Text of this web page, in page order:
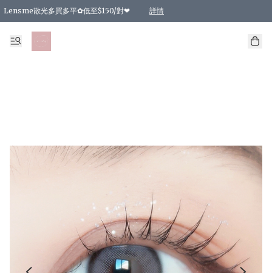
Lensme散光多買多平✿低至$150/對❤ 詳情
台灣Karacon⁩✧日拋 特價清貨❁⃘
日本韓國多款日/月拋現貨☼ 特價❤︎數量有限 售完即止
🇰🇷韓國多款月拋現貨 特價兩對$99✿數量有限 售完即止♫
精選商品，任選買2件或以上9 折；買4件或以上85 折；買6件或以上8 折
精選商品，任選買2件HKD 140.00；買4件HKD 260.00
精選商品，任選買2件HKD 190.00；買4件HKD 360.00
精選商品，任選買2件HKD 110.00；買4件HKD 180.00
精選商品，任選買2件HKD 170.00；買4件HKD 320.00
精選商品，任選買2件或以上減HKD 148.00
精選商品，任選買2件或以上減HKD 148.00
精選商品，任選買2件或以上95 折；買4件或以上9 折；買6件或以上85 折；買8件
精選商品，任選買12件或以上87 折
精選商品，任選買2件或以上減HKD 16.00；買4件或以上減HKD 32.00；買6
精選商品，任選買2件或以上95 折；買4件或以上9 折；買8件或以上85 折；買12
購物滿 HKD 800.00即享免運費優惠！（適用於 特定的送貨方式 )